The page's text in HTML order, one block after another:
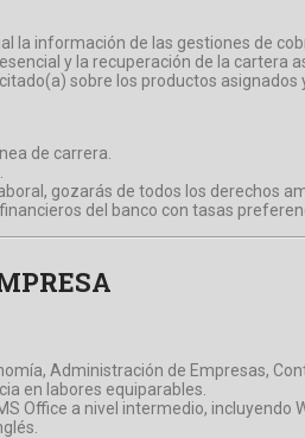
la información de las gestiones de
y la recuperación de la cartera
sobre los productos asignados
de carrera.
gozarás de todos los derechos
del banco con tasas
Administración de Empresas,
en labores equiparables.
Office a nivel intermedio, incluyendo